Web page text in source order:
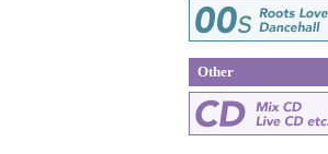
Other